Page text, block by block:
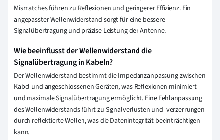
Mismatches führen zu Reflexionen und geringerer Effizienz. Ein
angepasster Wellenwiderstand sorgt für eine bessere
Signalübertragung und präzise Leistung der Antenne.
Wie beeinflusst der Wellenwiderstand die
Signalübertragung in Kabeln?
Der Wellenwiderstand bestimmt die Impedanzanpassung zwischen
Kabel und angeschlossenen Geräten, was Reflexionen minimiert
und maximale Signalübertragung ermöglicht. Eine Fehlanpassung
des Wellenwiderstands führt zu Signalverlusten und -verzerrungen
durch reflektierte Wellen, was die Datenintegrität beeinträchtigen
kann.